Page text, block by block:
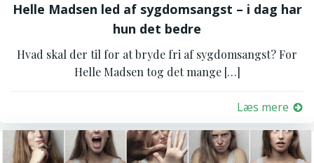
Helle Madsen led af sygdomsangst – i dag har
hun det bedre
Hvad skal der til for at bryde fri af sygdomsangst? For
Helle Madsen tog det mange […]
Læs mere